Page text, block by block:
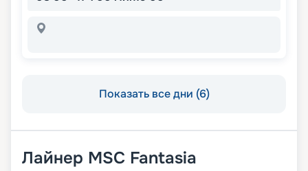
Показать все дни (6)
Лайнер MSC Fantasia